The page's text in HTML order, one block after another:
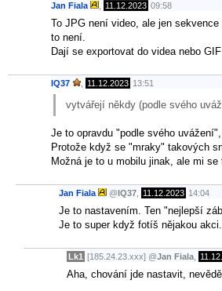
Jan Fiala 11.12.2023 09:58
To JPG není video, ale jen
to není.
Dají se exportovat do videa nebo
IQ37 11.12.2023 13:51
vytvářejí někdy (podle svého
Je to opravdu "podle svého
Protože když se "mraky" takových
Možná je to u mobilu jinak, ale mi
Jan Fiala @IQ37 11.12.2023 14:04
Je to nastavením. Ten "nejlepší
Je to super když fotíš nějakou
Lk1 [185.24.23.xxx] @Jan Fiala
Aha, chování jde nastavit,